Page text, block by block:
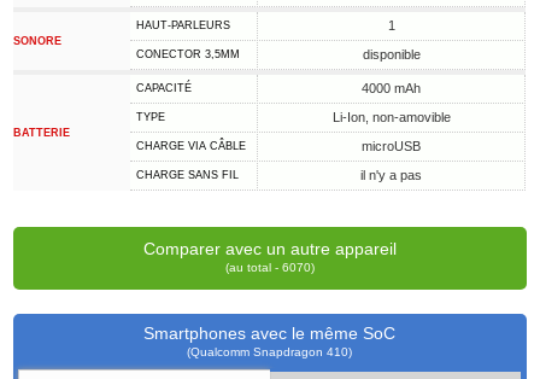
SONORE
HAUT-PARLEURS 1
CONECTOR 3,5MM disponible
BATTERIE
CAPACITÉ 4000 mAh
TYPE Li-Ion, non-amovible
CHARGE VIA CÂBLE microUSB
CHARGE SANS FIL il n'y a pas
Comparer avec un autre appareil
(au total - 6070)
Smartphones avec le même SoC
(Qualcomm Snapdragon 410)